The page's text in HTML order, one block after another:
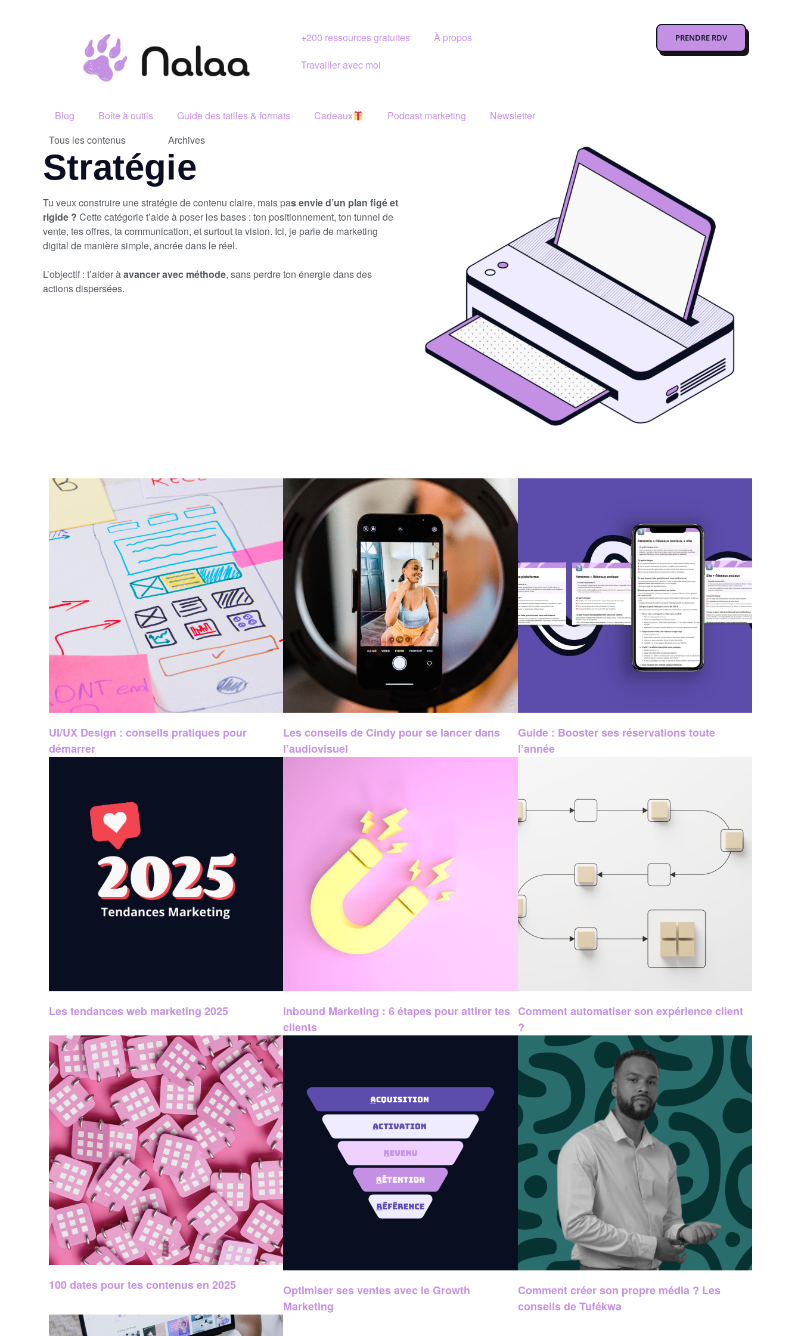
+200 ressources gratuites
À propos
Travailler avec moi
PRENDRE RDV
Blog Boîte à outils Guide des tailles & formats Cadeaux Podcast marketing
Newsletter
Tous les contenus
Archives
Stratégie
Tu veux construire une stratégie de contenu claire, mais pas envie d’un plan figé et
rigide ? Cette catégorie t’aide à poser les bases : ton positionnement, ton tunnel de
vente, tes offres, ta communication, et surtout ta vision. Ici, je parle de marketing
digital de manière simple, ancrée dans le réel.
L’objectif : t’aider àavancer avec méthode, sans perdre ton énergie dans des
actions dispersées.
UI/UX Design : conseils pratiques pour
démarrer
Les conseils de Cindy pour se lancer dans
l’audiovisuel
Guide : Booster ses réservations toute
l’année
Les tendances web marketing 2025
Inbound Marketing : 6 étapes pour attirer tes
clients
Comment automatiser son expérience client
?
100 dates pour tes contenus en 2025
Optimiser ses ventes avec le Growth
Marketing
Comment créer son propre média ? Les
conseils de Tufékwa